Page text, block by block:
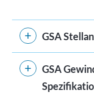
GSA
GSA